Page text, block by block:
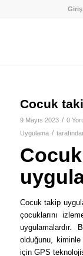
Giriş
Cocuk
9 Mayıs 2023 / 0
Uygulama /
Cocuk takip
çocuklarını
uygulamalardır.
olduğunu,
için GPS